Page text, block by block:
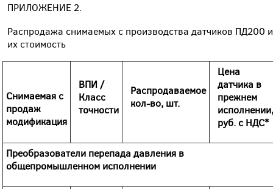
ПРИЛОЖЕНИЕ 2.
Распродажа снимаемых с производства датчиков ПД200 и
их стоимость
Снимаемая с
продаж
модификация
ВПИ /
Класс
точности
Распродаваемое
кол-во, шт.
Цена
датчика в
прежнем
исполнении,
руб. с НДС*
Преобразователи перепада давления в
общепромышленном исполнении